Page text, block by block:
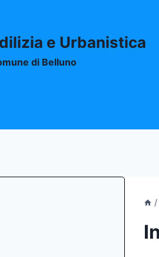
e Urbanistica
di Belluno
/